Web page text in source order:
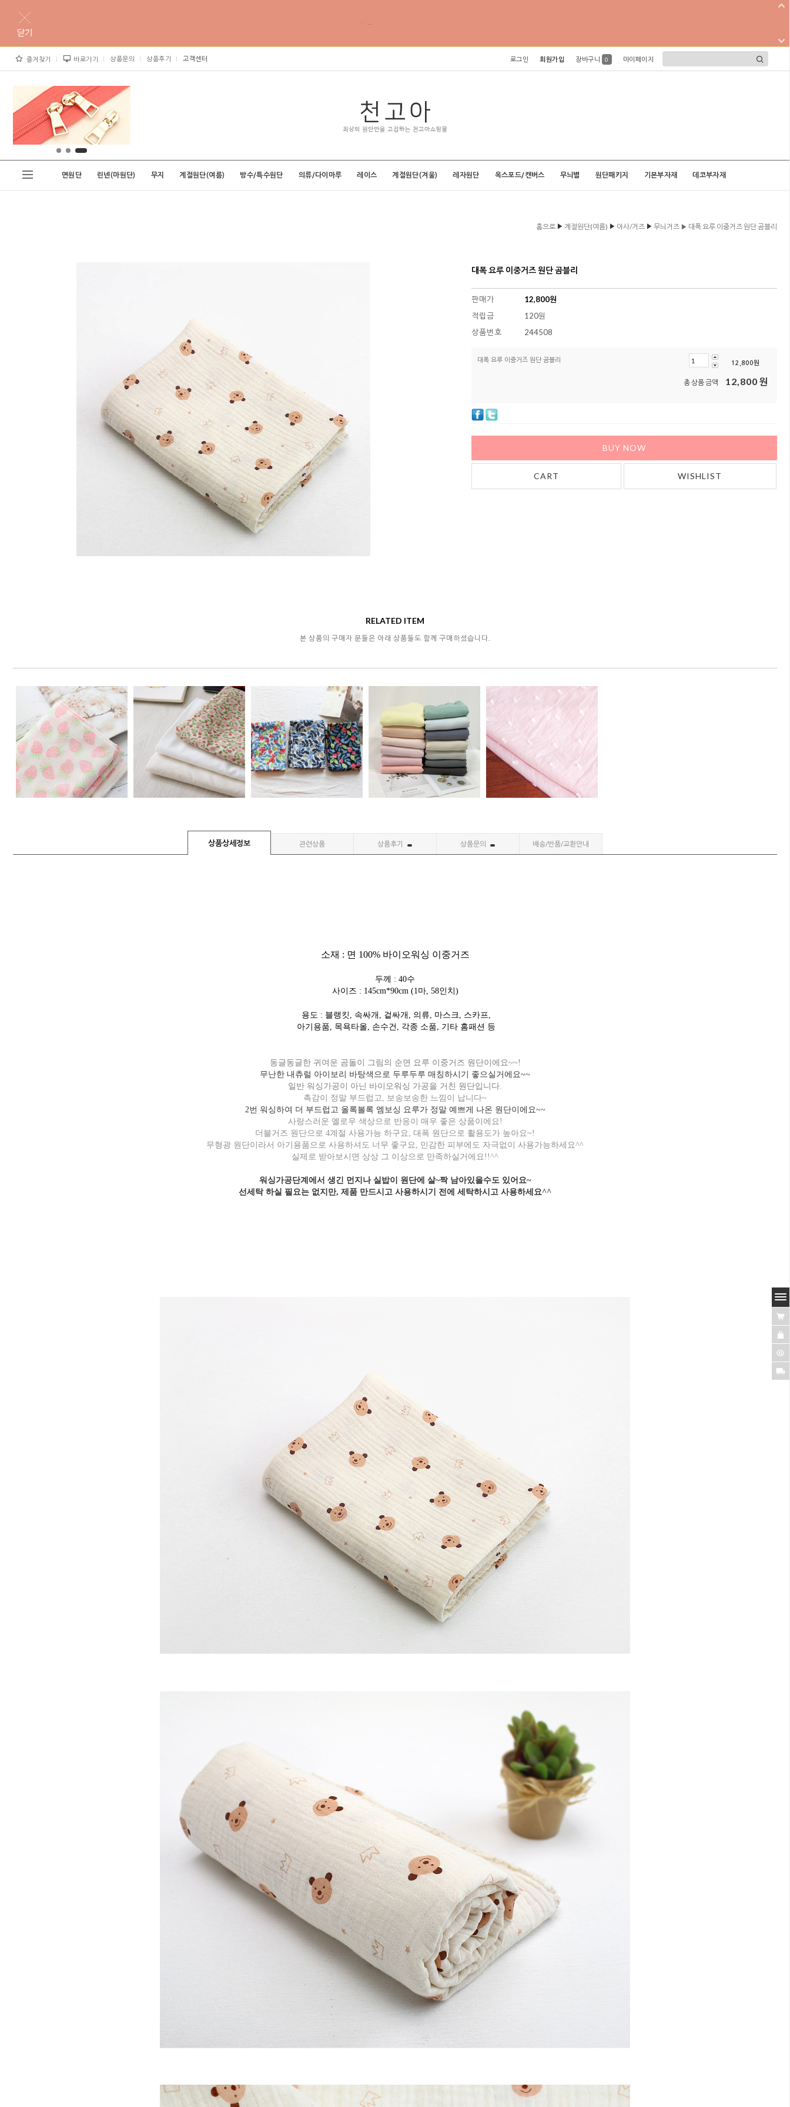
즐겨찾기 바로가기 상품문의 상품후기 고객센터 로그인 회원가입 장바구니 0 마이페이지
면원단 린넨(마원단) 무지 계절원단(여름) 방수/특수원단 의류/다이마루 레이스 계절원단(겨울) 레자원단 옥스포드/캔버스 무늬별 원단패키지 기본부자재 데코부자재
홈으로 ▶ 계절원단(여름) ▶ 아사/거즈 ▶ 무늬거즈 ▶ 대폭 요루 이중거즈 원단 곰블리
대폭 요루 이중거즈 원단 곰블리
판매가 12,800원
적립금
120원
상품번호
244508
대폭 요루 이중거즈 원단 곰블리 12,800원
총 상품 금액 12,800 원
BUY NOW
CART WISHLIST
RELATED ITEM
본 상품의 구매자 분들은 아래 상품들도 함께 구매하셨습니다.
상품상세정보 관련상품 상품후기 상품문의 배송/반품/교환안내
소재 : 면 100% 바이오워싱 이중거즈
두께 : 40수
사이즈 : 145cm*90cm (1마, 58인치)
용도 : 블랭킷, 속싸개, 겉싸개, 의류, 마스크, 스카프,
아기용품, 목욕타올, 손수건, 각종 소품, 기타 홈패션 등
동글동글한 귀여운 곰돌이 그림의 순면 요루 이중거즈 원단이에요~~!
무난한 내츄럴 아이보리 바탕색으로 두루두루 매칭하시기 좋으실거에요~~
일반 워싱가공이 아닌 바이오워싱 가공을 거친 원단입니다.
촉감이 정말 부드럽고, 보송보송한 느낌이 납니다~
2번 워싱하여 더 부드럽고 올록볼록 엠보싱 요루가 정말 예쁘게 나온 원단이에요~~
사랑스러운 옐로우 색상으로 반응이 매우 좋은 상품이에요!
더블거즈 원단으로 4계절 사용가능 하구요, 대폭 원단으로 활용도가 높아요~!
무형광 원단이라서 아기용품으로 사용하셔도 너무 좋구요, 민감한 피부에도 자극없이 사용가능하세요^^
실제로 받아보시면 상상 그 이상으로 만족하실거에요!!^^
워싱가공단계에서 생긴 먼지나 실밥이 원단에 살~짝 남아있을수도 있어요~
선세탁 하실 필요는 없지만, 제품 만드시고 사용하시기 전에 세탁하시고 사용하세요^^